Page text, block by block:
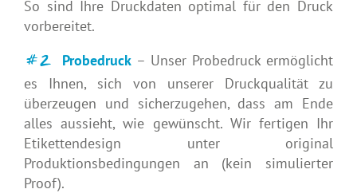
So sind Ihre Druckdaten optimal für den Druck
vorbereitet.
#2 Probedruck – Unser Probedruck ermöglicht
es Ihnen, sich von unserer Druckqualität zu
überzeugen und sicherzugehen, dass am Ende
alles aussieht, wie gewünscht. Wir fertigen Ihr
Etikettendesign unter original
Produktionsbedingungen an (kein simulierter
Proof).